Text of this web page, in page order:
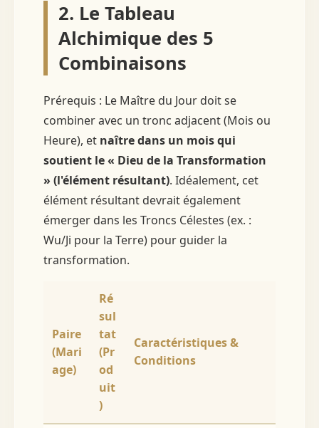
2. Le Tableau
Alchimique des 5
Combinaisons
Prérequis : Le Maître du Jour doit se
combiner avec un tronc adjacent (Mois ou
Heure), et naître dans un mois qui
soutient le « Dieu de la Transformation
» (l'élément résultant). Idéalement, cet
élément résultant devrait également
émerger dans les Troncs Célestes (ex. :
Wu/Ji pour la Terre) pour guider la
transformation.
Paire
(Mari
age)
Ré
sul
tat
(Pr
od
uit
)
Caractéristiques &
Conditions